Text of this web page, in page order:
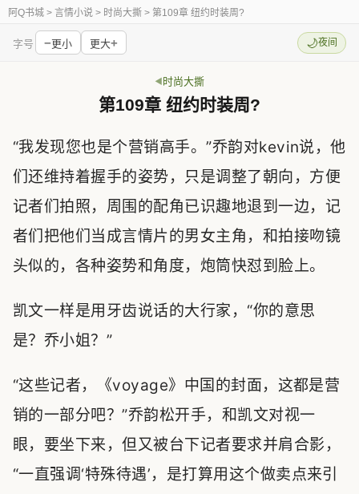
阿Q书城 > 言情小说 > 时尚大撕 > 第109章 纽约时装周?
字号 −更小 更大+ 🌙夜间
时尚大撕
第109章 纽约时装周?
“我发现您也是个营销高手。”乔韵对kevin说，他
们还维持着握手的姿势，只是调整了朝向，方便
记者们拍照，周围的配角已识趣地退到一边，记
者们把他们当成言情片的男女主角，和拍接吻镜
头似的，各种姿势和角度，炮筒快怼到脸上。
凯文一样是用牙齿说话的大行家，“你的意思
是？乔小姐？”
“这些记者，《voyage》中国的封面，这都是营
销的一部分吧？”乔韵松开手，和凯文对视一
眼，要坐下来，但又被台下记者要求并肩合影，
“一直强调‘特殊待遇’，是打算用这个做卖点来引